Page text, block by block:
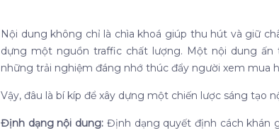
Nội dung không chỉ là chìa khoá giúp thu hút và giữ
dựng một nguồn traffic chất lượng. Một nội dung
những trải nghiệm đáng nhớ thúc đẩy người xem mua
Vậy, đâu là bí kíp để xây dựng một chiến lược sáng tạo
Định dạng nội dung: Định dạng quyết định cách khán